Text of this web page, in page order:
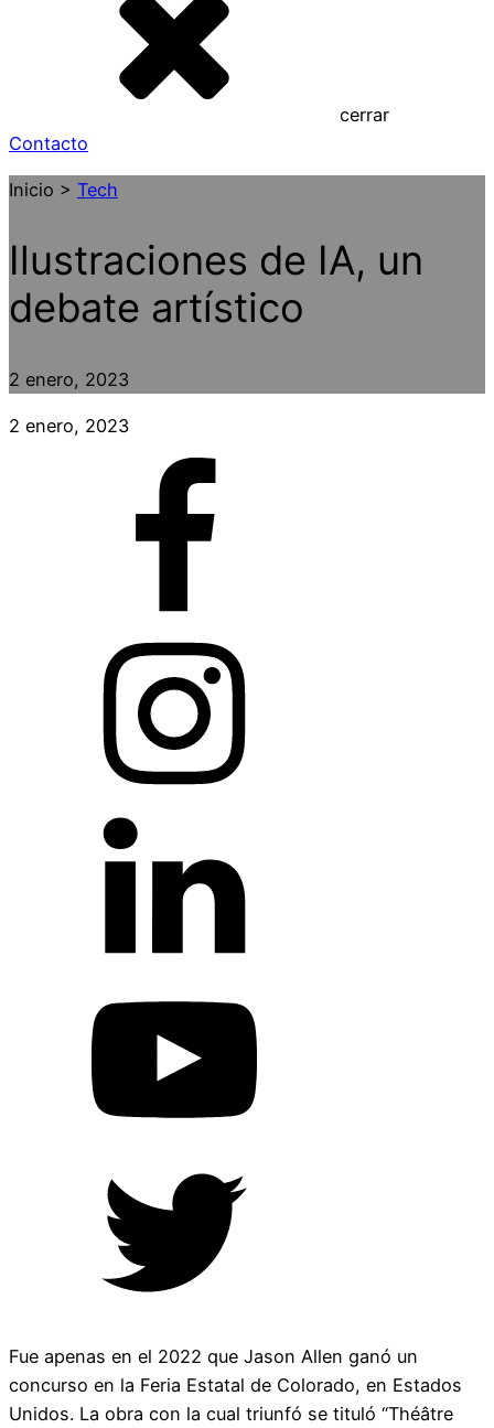
cerrar
Contacto
Inicio > Tech
Ilustraciones de IA, un
debate artístico
2 enero, 2023
2 enero, 2023
Fue apenas en el 2022 que Jason Allen ganó un
concurso en la Feria Estatal de Colorado, en Estados
Unidos. La obra con la cual triunfó se tituló “Théâtre